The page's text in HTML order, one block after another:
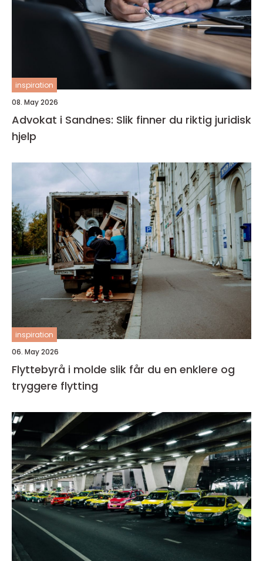
inspiration
08. May 2026
Advokat i Sandnes: Slik finner du riktig juridisk
hjelp
inspiration
06. May 2026
Flyttebyrå i molde slik får du en enklere og
tryggere flytting